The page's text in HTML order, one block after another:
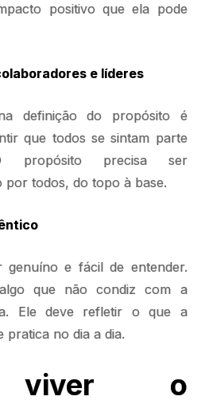
positivo que ela pode
e líderes
definição do propósito é
que todos se sintam parte
propósito precisa ser
por todos, do topo à base.
genuíno e fácil de entender.
que não condiz com a
Ele deve refletir o que a
pratica no dia a dia.
viver o